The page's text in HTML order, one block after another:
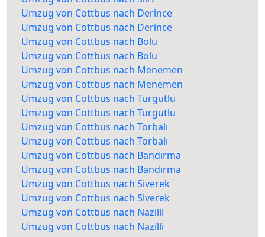
Umzug von Cottbus nach Derince
Umzug von Cottbus nach Derince
Umzug von Cottbus nach Bolu
Umzug von Cottbus nach Bolu
Umzug von Cottbus nach Menemen
Umzug von Cottbus nach Menemen
Umzug von Cottbus nach Turgutlu
Umzug von Cottbus nach Turgutlu
Umzug von Cottbus nach Torbalı
Umzug von Cottbus nach Torbalı
Umzug von Cottbus nach Bandırma
Umzug von Cottbus nach Bandırma
Umzug von Cottbus nach Siverek
Umzug von Cottbus nach Siverek
Umzug von Cottbus nach Nazilli
Umzug von Cottbus nach Nazilli